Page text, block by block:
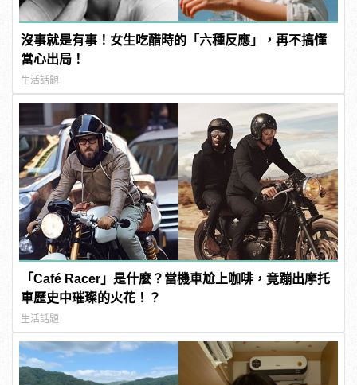
沒事就是有事！女生吃醋時的「六種反應」，再不搞懂
當心出局！
生活話題
「Café Racer」是什麼？當機車尬上咖啡，竟蹦出摩托
車歷史中璀璨的火花！？
生活話題